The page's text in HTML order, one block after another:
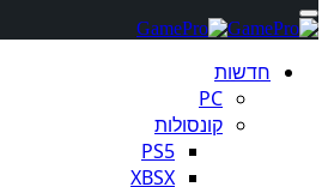
חדשות
PC
קונסולות
PS5
XBSX